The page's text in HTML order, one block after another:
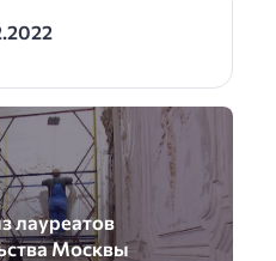
лауреатов
Москвы